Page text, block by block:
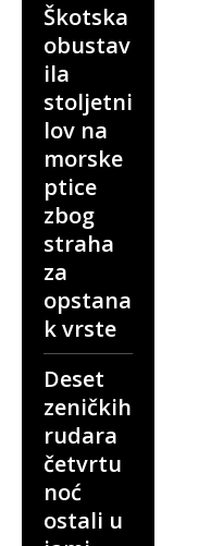
Škotska
obustav
ila
stoljetni
lov na
morske
ptice
zbog
straha
za
opstana
k vrste
Deset
zeničkih
rudara
četvrtu
noć
ostali u